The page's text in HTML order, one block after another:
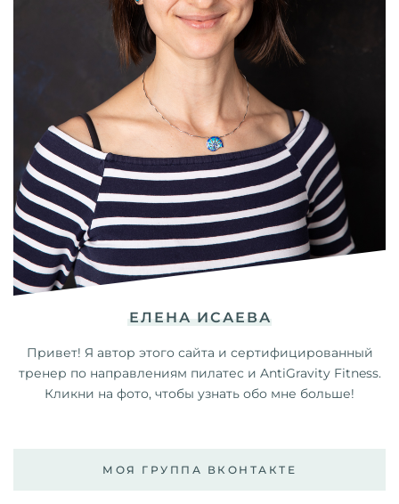
ЕЛЕНА ИСАЕВА
Привет! Я автор этого сайта и сертифицированный
тренер по направлениям пилатес и AntiGravity Fitness.
Кликни на фото, чтобы узнать обо мне больше!
МОЯ ГРУППА ВКОНТАКТЕ